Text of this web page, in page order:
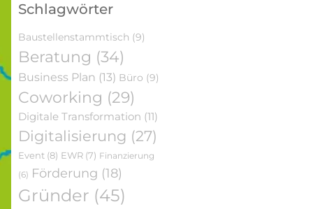
Schlagwörter
Baustellenstammtisch (9)
Beratung (34)
Business Plan (13) Büro (9)
Coworking (29)
Digitale Transformation (11)
Digitalisierung (27)
Event (8) EWR (7) Finanzierung
(6) Förderung (18)
Gründer (45)